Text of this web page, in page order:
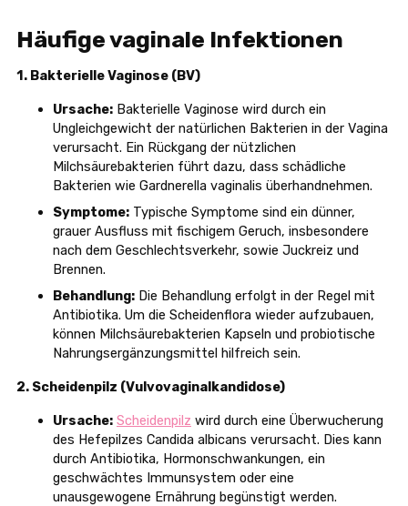
Häufige vaginale Infektionen
1. Bakterielle Vaginose (BV)
Ursache: Bakterielle Vaginose wird durch ein
Ungleichgewicht der natürlichen Bakterien in der Vagina
verursacht. Ein Rückgang der nützlichen
Milchsäurebakterien führt dazu, dass schädliche
Bakterien wie Gardnerella vaginalis überhandnehmen.
Symptome: Typische Symptome sind ein dünner,
grauer Ausfluss mit fischigem Geruch, insbesondere
nach dem Geschlechtsverkehr, sowie Juckreiz und
Brennen.
Behandlung: Die Behandlung erfolgt in der Regel mit
Antibiotika. Um die Scheidenflora wieder aufzubauen,
können Milchsäurebakterien Kapseln und probiotische
Nahrungsergänzungsmittel hilfreich sein.
2. Scheidenpilz (Vulvovaginalkandidose)
Ursache: Scheidenpilz wird durch eine Überwucherung
des Hefepilzes Candida albicans verursacht. Dies kann
durch Antibiotika, Hormonschwankungen, ein
geschwächtes Immunsystem oder eine
unausgewogene Ernährung begünstigt werden.